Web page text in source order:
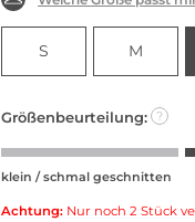
S M
Größenbeurteilung: ?
klein / schmal geschnitten
Achtung: Nur noch 2 Stück